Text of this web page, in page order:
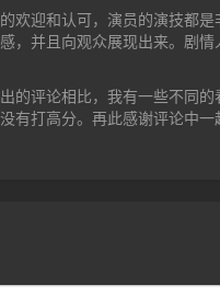
欢迎和认可，演员的演技都是
，并且向观众展现出来。剧情
的评论相比，我有一些不同的
有打高分。再此感谢评论中一